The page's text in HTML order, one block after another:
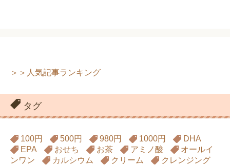
＞＞人気記事ランキング
タグ
100円 500円 980円 1000円
DHA
EPA
おせち お茶 アミノ酸
オールイ
ンワン
カルシウム クリーム
クレンジング